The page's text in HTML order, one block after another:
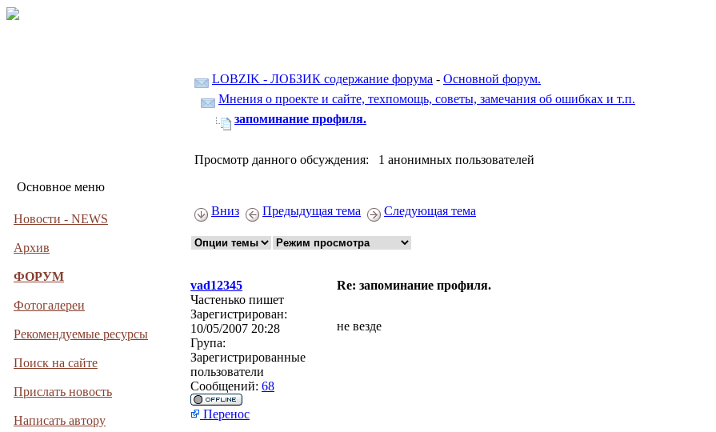
Основное меню
Новости - NEWS
Архив
ФОРУМ
Фотогалереи
Рекомендуемые ресурсы
Поиск на сайте
Прислать новость
Написать автору
LOBZIK - ЛОБЗИК содержание форума - Основной форум.
Мнения о проекте и сайте, техпомощь, советы, замечания об ошибках и т.п.
запоминание профиля.
Просмотр данного обсуждения: 1 анонимных пользователей
Вниз Предыдущая тема Следующая тема
vad12345 Re: запоминание профиля.
Частенько пишет
Зарегистрирован:
10/05/2007 20:28
Група:
Зарегистрированные
пользователи
Сообщений: 68
не везде
Перенос